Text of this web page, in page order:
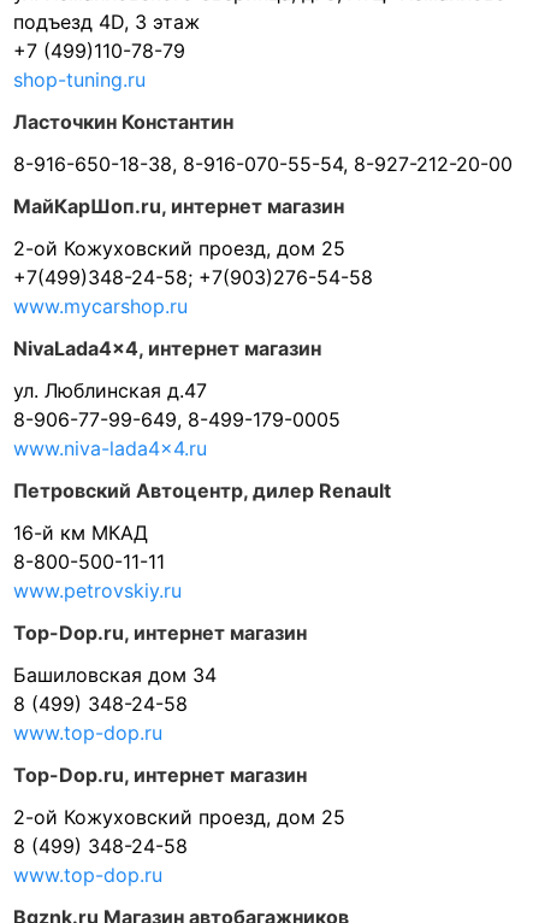
подъезд 4D, 3 этаж
+7 (499)110-78-79
shop-tuning.ru
Ласточкин Константин
8-916-650-18-38, 8-916-070-55-54, 8-927-212-20-00
МайКарШоп.ru, интернет магазин
2-ой Кожуховский проезд, дом 25
+7(499)348-24-58; +7(903)276-54-58
www.mycarshop.ru
NivaLada4x4, интернет магазин
ул. Люблинская д.47
8-906-77-99-649, 8-499-179-0005
www.niva-lada4x4.ru
Петровский Автоцентр, дилер Renault
16-й км МКАД
8-800-500-11-11
www.petrovskiy.ru
Top-Dop.ru, интернет магазин
Башиловская дом 34
8 (499) 348-24-58
www.top-dop.ru
Top-Dop.ru, интернет магазин
2-ой Кожуховский проезд, дом 25
8 (499) 348-24-58
www.top-dop.ru
Bgznk.ru Магазин автобагажников